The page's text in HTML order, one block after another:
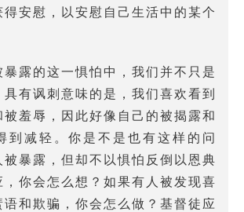
得安慰，以安慰自己生活中的某个
露的这一惧怕中，我们并不只是
有讽刺意味的是，我们喜欢看到
被羞辱，因此好像自己的被揭露和
到减轻。你是不是也有这样的问
被暴露，但却不以惧怕反倒以恩典
你会怎么想？如果有人被发现喜
和欺骗，你会怎么做？基督徒应